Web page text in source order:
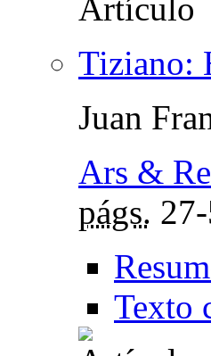
Tiziano:
Juan
Ars &
págs.
Texto